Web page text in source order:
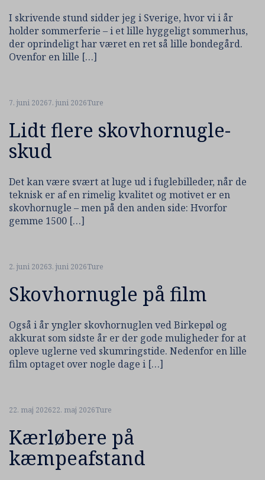
I skrivende stund sidder jeg i Sverige, hvor vi i år
holder sommerferie – i et lille hyggeligt sommerhus,
der oprindeligt har været en ret så lille bondegård.
Ovenfor en lille […]
7. juni 20267. juni 2026Ture
Lidt flere skovhornugle-
skud
Det kan være svært at luge ud i fuglebilleder, når de
teknisk er af en rimelig kvalitet og motivet er en
skovhornugle – men på den anden side: Hvorfor
gemme 1500 […]
2. juni 20263. juni 2026Ture
Skovhornugle på film
Også i år yngler skovhornuglen ved Birkepøl og
akkurat som sidste år er der gode muligheder for at
opleve uglerne ved skumringstide. Nedenfor en lille
film optaget over nogle dage i […]
22. maj 202622. maj 2026Ture
Kærløbere på
kæmpeafstand